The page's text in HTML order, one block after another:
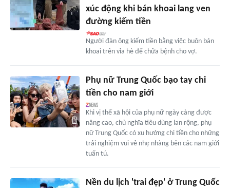
xúc động khi bán khoai lang ven
đường kiếm tiền
Người đàn ông kiếm tiền bằng việc buôn bán
khoai trên vỉa hè để chữa bệnh cho vợ.
Phụ nữ Trung Quốc bạo tay chi
tiền cho nam giới
Khi vị thế xã hội của phụ nữ ngày càng được
nâng cao, chủ nghĩa tiêu dùng lan rộng, phụ
nữ Trung Quốc có xu hướng chi tiền cho những
trải nghiệm vui vẻ nhẹ nhàng bên các nam giới
tuấn tú.
Nền du lịch 'trai đẹp' ở Trung Quốc